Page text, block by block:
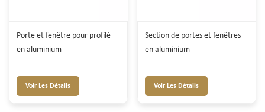
Porte et fenêtre pour profilé
en aluminium
Voir Les Détails
Section de portes et fenêtres
en aluminium
Voir Les Détails